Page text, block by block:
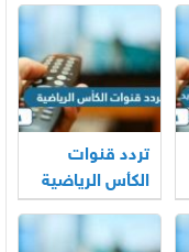
تردد قنوات
الكأس الرياضية
المفتوحة 1 و 2